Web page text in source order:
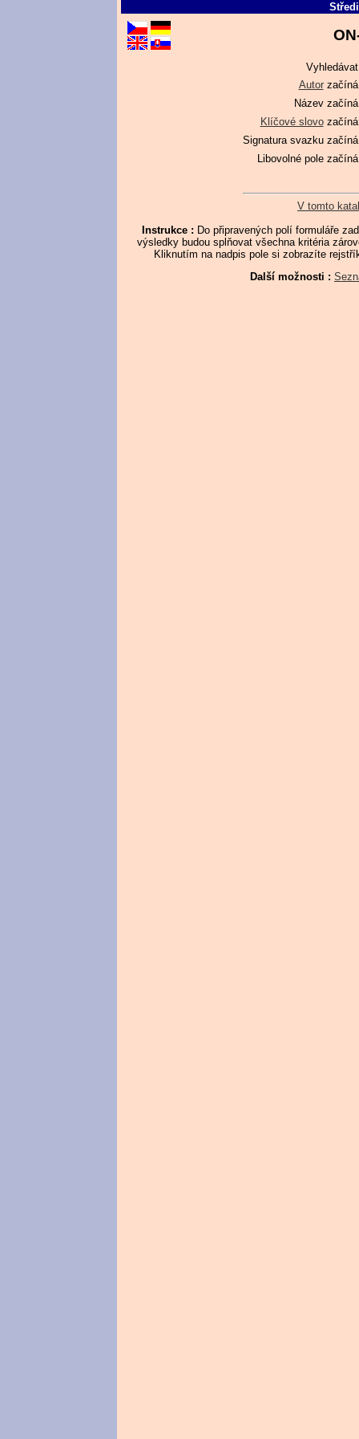
Autor
Název
Klíčové slovo
Signatura svazku
Libovolné pole
V tomto
Instrukce : Do připravených polí formuláře
výsledky budou splňovat všechna kritéria
Kliknutím na nadpis pole si zobrazíte
Další možnosti :